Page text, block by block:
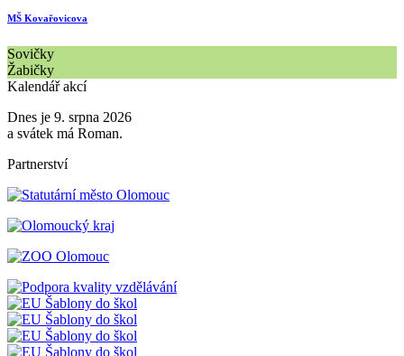
MŠ Kovařovicova
Sovičky
Žabičky
Kalendář akcí
Dnes je 9. srpna 2026
a svátek má Roman.
Partnerství